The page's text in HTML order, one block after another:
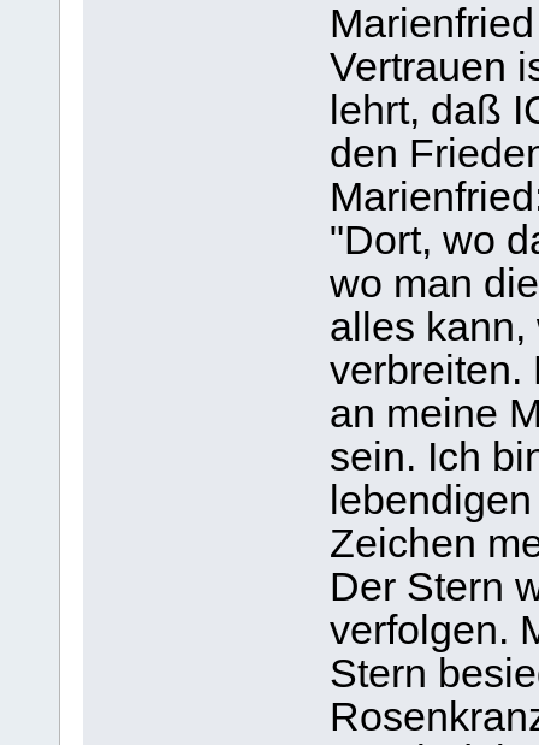
Vertrauen
lehrt, daß
den
"Dort, wo
wo man
alles kann,
verbreiten.
an meine
sein. Ich
Zeichen
Der Stern
verfolgen.
Stern